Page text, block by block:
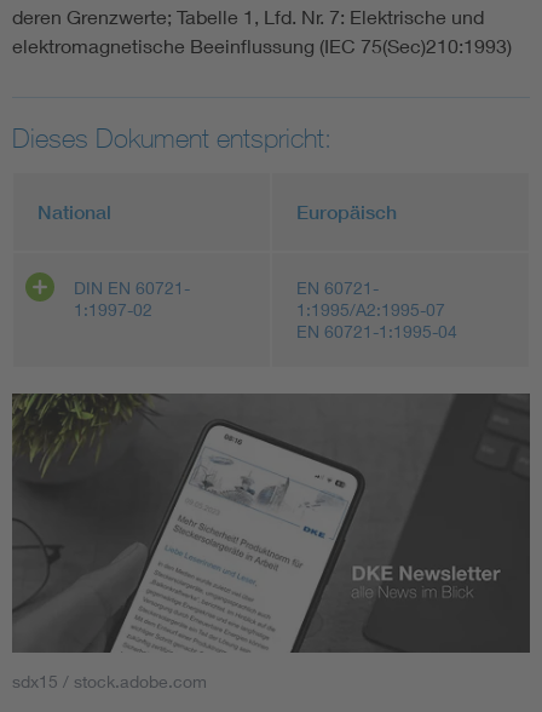
deren Grenzwerte; Tabelle 1, Lfd. Nr. 7: Elektrische und
elektromagnetische Beeinflussung (IEC 75(Sec)210:1993)
Dieses Dokument entspricht:
National Europäisch
DIN EN 60721-
1:1997-02
EN 60721-
1:1995/A2:1995-07
EN 60721-1:1995-04
sdx15 / stock.adobe.com